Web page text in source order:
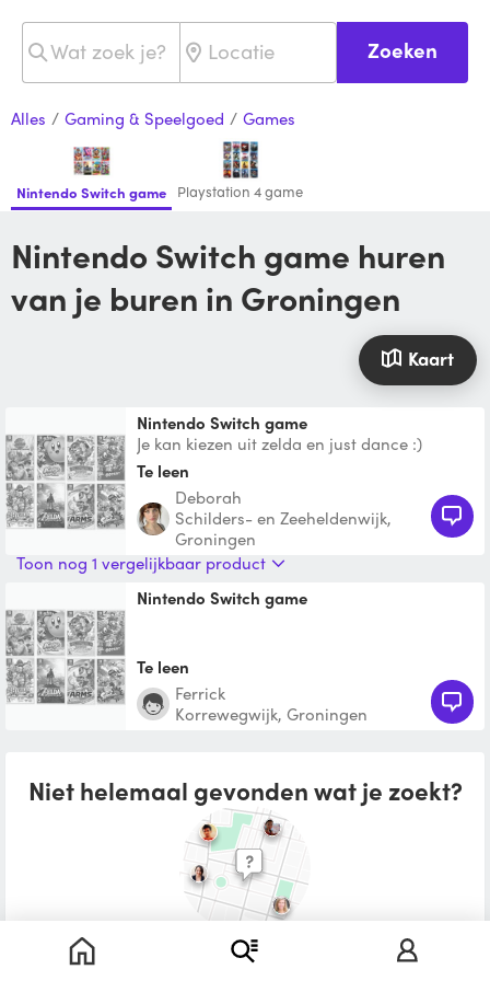
Zoeken
Alles / Gaming & Speelgoed / Games
Nintendo Switch game Playstation 4 game
Nintendo Switch game huren
van je buren in Groningen
Kaart
Nintendo Switch game
Je kan kiezen uit zelda en just dance :)
Te leen
Deborah
Schilders- en Zeeheldenwijk,
Groningen
Toon nog 1 vergelijkbaar product
Nintendo Switch game
Te leen
Ferrick
Korrewegwijk, Groningen
Niet helemaal gevonden wat je zoekt?
Plaats een leenoproep in je buurt